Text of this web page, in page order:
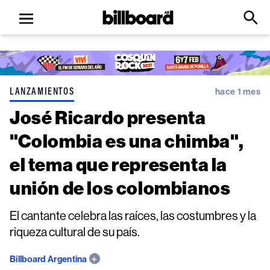
Open
menu
Billboard
Click
Input
LANZAMIENTOS hace 1 mes
José Ricardo presenta
"Colombia es una chimba",
el tema que representa la
unión de los colombianos
El cantante celebra las raíces, las costumbres y la
riqueza cultural de su país.
Billboard Argentina